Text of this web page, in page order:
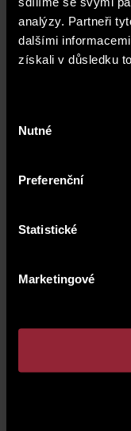
analýzy. Partneři
dalšími
získali v důsledku
souhlasu
Nutné
Preferenční
Statistické
Marketingové